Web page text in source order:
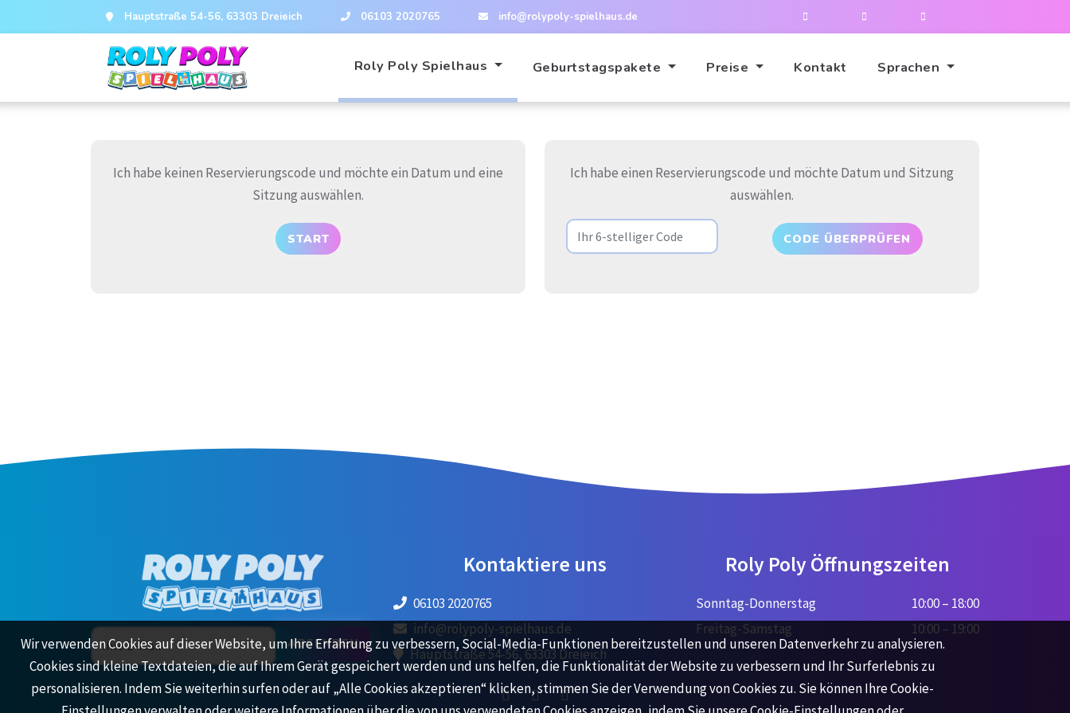
Hauptstraße 54-56, 63303 Dreieich 06103 2020765 info@rolypoly-spielhaus.de
Roly Poly Spielhaus Geburtstagspakete Preise Kontakt Sprachen
Ich habe keinen Reservierungscode und möchte ein Datum und eine
Sitzung auswählen.
START
Ich habe einen Reservierungscode und möchte Datum und Sitzung
auswählen.
CODE ÜBERPRÜFEN
ABSENDEN
Kontaktiere uns
06103 2020765
info@rolypoly-spielhaus.de
Hauptstraße 54-56, 63303 Dreieich
Roly Poly Öffnungszeiten
Sonntag-Donnerstag
10:00 – 18:00
Freitag-Samstag
10:00 – 19:00
Wir verwenden Cookies auf dieser Website, um Ihre Erfahrung zu verbessern, Social-Media-Funktionen bereitzustellen und unseren Datenverkehr zu analysieren.
Cookies sind kleine Textdateien, die auf Ihrem Gerät gespeichert werden und uns helfen, die Funktionalität der Website zu verbessern und Ihr Surferlebnis zu
personalisieren. Indem Sie weiterhin surfen oder auf „Alle Cookies akzeptieren“ klicken, stimmen Sie der Verwendung von Cookies zu. Sie können Ihre Cookie-